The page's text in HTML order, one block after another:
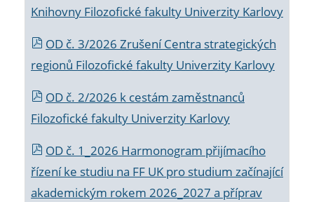
Knihovny Filozofické fakulty Univerzity Karlovy
OD č. 3/2026 Zrušení Centra strategických
regionů Filozofické fakulty Univerzity Karlovy
OD č. 2/2026 k cestám zaměstnanců
Filozofické fakulty Univerzity Karlovy
OD č. 1_2026 Harmonogram přijímacího
řízení ke studiu na FF UK pro studium začínající
akademickým rokem 2026_2027 a příprav